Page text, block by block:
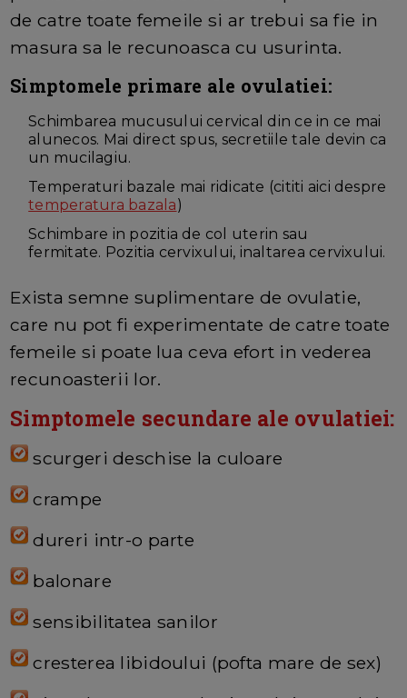
de catre toate femeile si ar trebui sa fie in
masura sa le recunoasca cu usurinta.
Simptomele primare ale ovulatiei:
Schimbarea mucusului cervical din ce in ce mai
alunecos. Mai direct spus, secretiile tale devin ca
un mucilagiu.
Temperaturi bazale mai ridicate (cititi aici despre
temperatura bazala)
Schimbare in pozitia de col uterin sau
fermitate. Pozitia cervixului, inaltarea cervixului.
Exista semne suplimentare de ovulatie,
care nu pot fi experimentate de catre toate
femeile si poate lua ceva efort in vederea
recunoasterii lor.
Simptomele secundare ale ovulatiei:
scurgeri deschise la culoare
crampe
dureri intr-o parte
balonare
sensibilitatea sanilor
cresterea libidoului (pofta mare de sex)